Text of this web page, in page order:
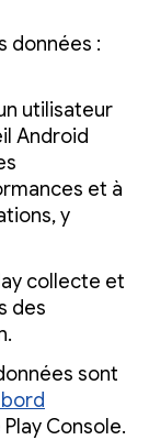
données :
utilisateur
Android
et à
y
collecte et
des
sont
Console.